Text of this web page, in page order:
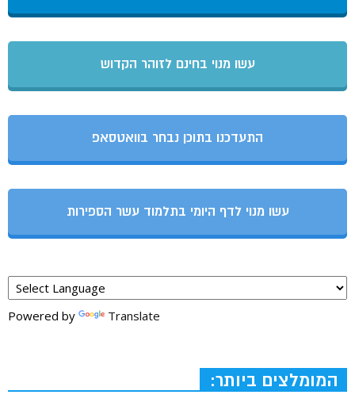
עשו מנוי בחינם לזוהר הקדוש
התעדכנו בתוכן נבחר בוואטסאפ
עשו מנוי לדף היומי בתלמוד עשר הספירות
Powered by Translate
המומלצים ביותר: